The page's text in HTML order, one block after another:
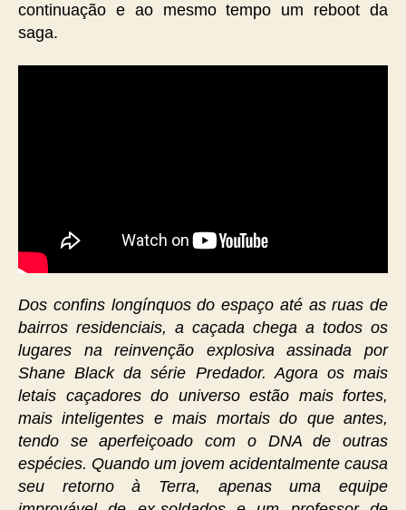
continuação e ao mesmo tempo um reboot da
saga.
Dos confins longínquos do espaço até as ruas de
bairros residenciais, a caçada chega a todos os
lugares na reinvenção explosiva assinada por
Shane Black da série Predador. Agora os mais
letais caçadores do universo estão mais fortes,
mais inteligentes e mais mortais do que antes,
tendo se aperfeiçoado com o DNA de outras
espécies. Quando um jovem acidentalmente causa
seu retorno à Terra, apenas uma equipe